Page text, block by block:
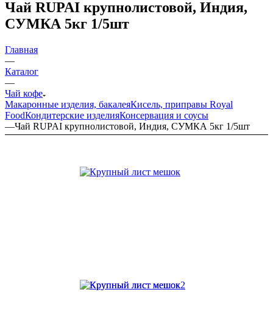
Чай RUPAI крупнолистовой, Индия,
СУМКА 5кг 1/5шт
Главная
—
Каталог
—
Чай кофе
Макаронные изделия, бакалеяКисель, приправы Royal
FoodКондитерские изделияКонсервация и соусы
—Чай RUPAI крупнолистовой, Индия, СУМКА 5кг 1/5шт